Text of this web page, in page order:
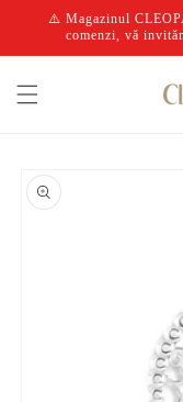
Salt la
conținut
⚠️ Magazinul
comenzi, vă
informațiile
despre